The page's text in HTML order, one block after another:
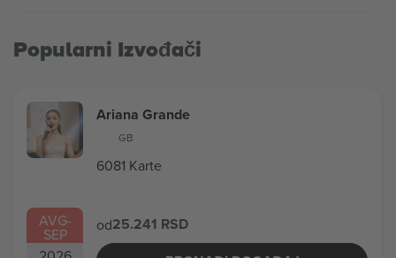
Popularni Izvođači
AVG-
SEP
Ariana Grande
GB
6081 Karte
od25.241 RSD